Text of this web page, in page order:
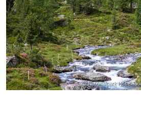
© Nationalpark Hohe